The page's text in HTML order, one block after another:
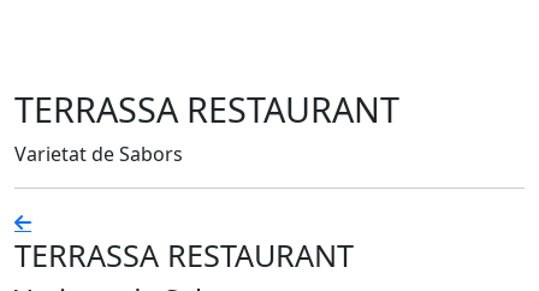
TERRASSA RESTAURANT
Varietat de Sabors
TERRASSA RESTAURANT